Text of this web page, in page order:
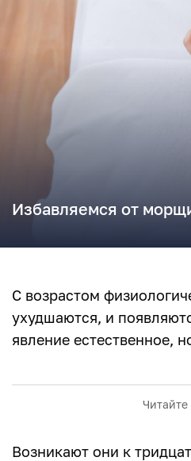
Избавляемся от
С возрастом
ухудшаются, и
явление естественное,
Читайте
Возникают они к